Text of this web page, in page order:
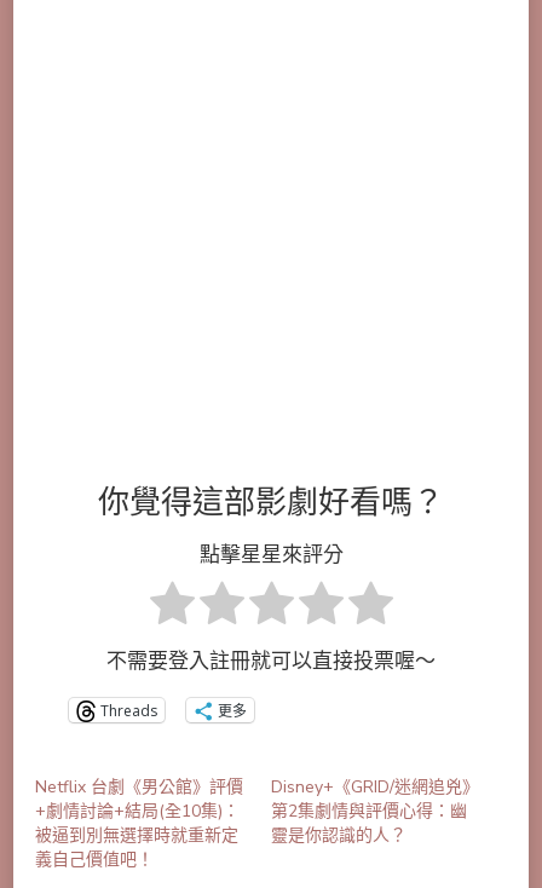
你覺得這部影劇好看嗎？
點擊星星來評分
不需要登入註冊就可以直接投票喔～
Threads 更多
Netflix 台劇《男公館》評價
+劇情討論+結局(全10集)：
被逼到別無選擇時就重新定
義自己價值吧！
Disney+《GRID/迷網追兇》
第2集劇情與評價心得：幽
靈是你認識的人？